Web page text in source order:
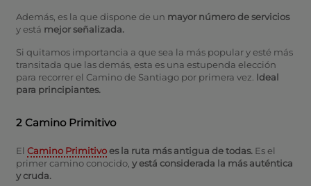
Además, es la que dispone de un mayor número de servicios
y está mejor señalizada.
Si quitamos importancia a que sea la más popular y esté más
transitada que las demás, esta es una estupenda elección
para recorrer el Camino de Santiago por primera vez. Ideal
para principiantes.
2 Camino Primitivo
El Camino Primitivo es la ruta más antigua de todas. Es el
primer camino conocido, y está considerada la más auténtica
y cruda.